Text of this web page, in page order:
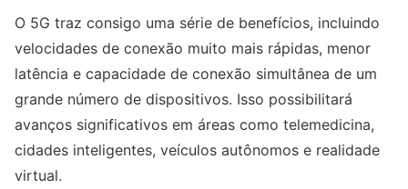
O 5G traz consigo uma série de benefícios, incluindo
velocidades de conexão muito mais rápidas, menor
latência e capacidade de conexão simultânea de um
grande número de dispositivos. Isso possibilitará
avanços significativos em áreas como telemedicina,
cidades inteligentes, veículos autônomos e realidade
virtual.